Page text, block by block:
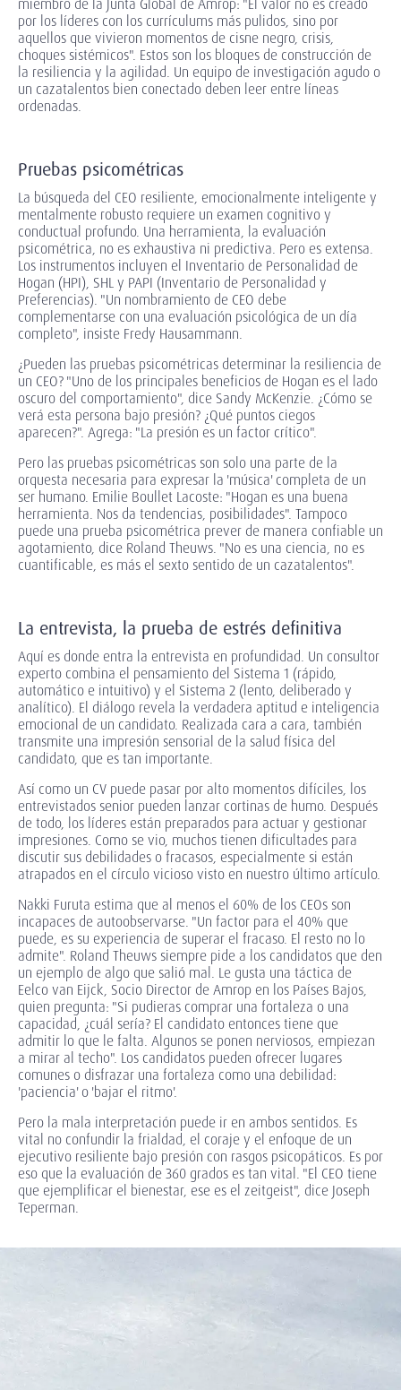
miembro de la Junta Global de Amrop: "El valor no es creado
por los líderes con los currículums más pulidos, sino por
aquellos que vivieron momentos de cisne negro, crisis,
choques sistémicos". Estos son los bloques de construcción de
la resiliencia y la agilidad. Un equipo de investigación agudo o
un cazatalentos bien conectado deben leer entre líneas
ordenadas.
Pruebas psicométricas
La búsqueda del CEO resiliente, emocionalmente inteligente y
mentalmente robusto requiere un examen cognitivo y
conductual profundo. Una herramienta, la evaluación
psicométrica, no es exhaustiva ni predictiva. Pero es extensa.
Los instrumentos incluyen el Inventario de Personalidad de
Hogan (HPI), SHL y PAPI (Inventario de Personalidad y
Preferencias). "Un nombramiento de CEO debe
complementarse con una evaluación psicológica de un día
completo", insiste Fredy Hausammann.
¿Pueden las pruebas psicométricas determinar la resiliencia de
un CEO? "Uno de los principales beneficios de Hogan es el lado
oscuro del comportamiento", dice Sandy McKenzie. ¿Cómo se
verá esta persona bajo presión? ¿Qué puntos ciegos
aparecen?". Agrega: "La presión es un factor crítico".
Pero las pruebas psicométricas son solo una parte de la
orquesta necesaria para expresar la 'música' completa de un
ser humano. Emilie Boullet Lacoste: "Hogan es una buena
herramienta. Nos da tendencias, posibilidades". Tampoco
puede una prueba psicométrica prever de manera confiable un
agotamiento, dice Roland Theuws. "No es una ciencia, no es
cuantificable, es más el sexto sentido de un cazatalentos".
La entrevista, la prueba de estrés definitiva
Aquí es donde entra la entrevista en profundidad. Un consultor
experto combina el pensamiento del Sistema 1 (rápido,
automático e intuitivo) y el Sistema 2 (lento, deliberado y
analítico). El diálogo revela la verdadera aptitud e inteligencia
emocional de un candidato. Realizada cara a cara, también
transmite una impresión sensorial de la salud física del
candidato, que es tan importante.
Así como un CV puede pasar por alto momentos difíciles, los
entrevistados senior pueden lanzar cortinas de humo. Después
de todo, los líderes están preparados para actuar y gestionar
impresiones. Como se vio, muchos tienen dificultades para
discutir sus debilidades o fracasos, especialmente si están
atrapados en el círculo vicioso visto en nuestro último artículo.
Nakki Furuta estima que al menos el 60% de los CEOs son
incapaces de autoobservarse. "Un factor para el 40% que
puede, es su experiencia de superar el fracaso. El resto no lo
admite". Roland Theuws siempre pide a los candidatos que den
un ejemplo de algo que salió mal. Le gusta una táctica de
Eelco van Eijck, Socio Director de Amrop en los Países Bajos,
quien pregunta: "Si pudieras comprar una fortaleza o una
capacidad, ¿cuál sería? El candidato entonces tiene que
admitir lo que le falta. Algunos se ponen nerviosos, empiezan
a mirar al techo". Los candidatos pueden ofrecer lugares
comunes o disfrazar una fortaleza como una debilidad:
'paciencia' o 'bajar el ritmo'.
Pero la mala interpretación puede ir en ambos sentidos. Es
vital no confundir la frialdad, el coraje y el enfoque de un
ejecutivo resiliente bajo presión con rasgos psicopáticos. Es por
eso que la evaluación de 360 grados es tan vital. "El CEO tiene
que ejemplificar el bienestar, ese es el zeitgeist", dice Joseph
Teperman.